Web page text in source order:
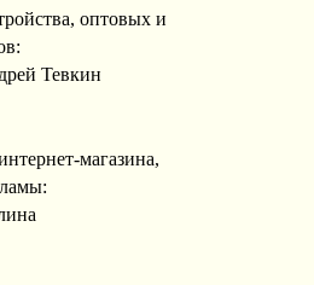
оптовых и
Тевкин
магазина,